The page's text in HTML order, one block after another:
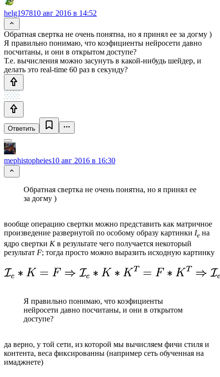
helg197810 авг 2016 в 14:52
Обратная свертка не очень понятна, но я принял ее за догму )
Я правильно понимаю, что коэфициенты нейросети давно
посчитаны, и они в открытом доступе?
Т.е. вычисления можно засунуть в какой-нибудь шейдер, и
делать это real-time 60 раз в секунду?
Ответить
mephistopheies10 авг 2016 в 16:30
Обратная свертка не очень понятна, но я принял ее
за догму )
вообще операцию свертки можно представить как матричное
произведение развернутой по особому образу картинки Ie на
ядро свертки Kв результате чего получается некоторый
результат F; тогда просто можно выразить исходную картинку
Я правильно понимаю, что коэфициенты
нейросети давно посчитаны, и они в открытом
доступе?
да верно, у той сети, из которой мы вычисляем фичи стиля и
контента, веса фиксированны (например сеть обученная на
имаджнете)